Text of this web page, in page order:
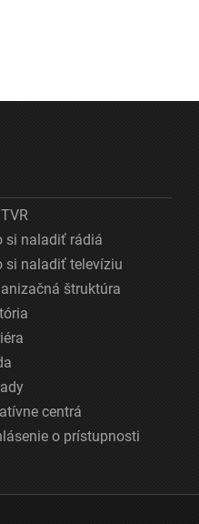
si naladiť rádiá
si naladiť televíziu
štruktúra
centrá
o prístupnosti